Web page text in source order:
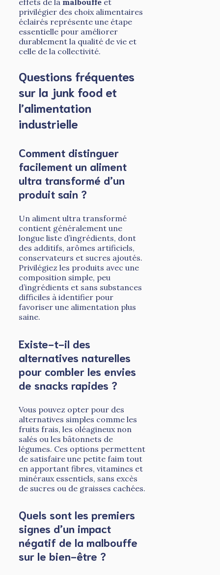
privilégier des choix alimentaires
éclairés représente une étape
essentielle pour améliorer
durablement la qualité de vie et
celle de la collectivité.
Questions fréquentes
sur la junk food et
l’alimentation
industrielle
Comment distinguer
facilement un aliment
ultra transformé d’un
produit sain ?
Un aliment ultra transformé
contient généralement une
longue liste d’ingrédients, dont
des additifs, arômes artificiels,
conservateurs et sucres ajoutés.
Privilégiez les produits avec une
composition simple, peu
d’ingrédients et sans substances
difficiles à identifier pour
favoriser une alimentation plus
saine.
Existe-t-il des
alternatives naturelles
pour combler les envies
de snacks rapides ?
Vous pouvez opter pour des
alternatives simples comme les
fruits frais, les oléagineux non
salés ou les bâtonnets de
légumes. Ces options permettent
de satisfaire une petite faim tout
en apportant fibres, vitamines et
minéraux essentiels, sans excès
de sucres ou de graisses cachées.
Quels sont les premiers
signes d’un impact
négatif de la malbouffe
sur le bien-être ?